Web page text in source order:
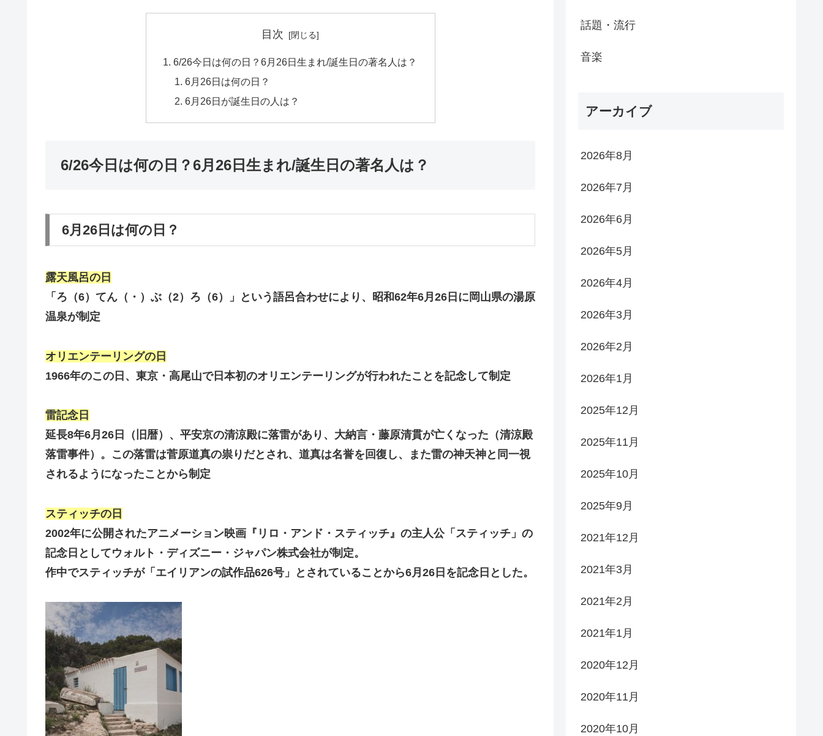
目次
6/26今日は何の日？6月26日生まれ/誕生日の著名人は？
6月26日は何の日？
6月26日が誕生日の人は？
6/26今日は何の日？6月26日生まれ/誕生日の著名人は？
6月26日は何の日？
露天風呂の日
「ろ（6）てん（・）ぶ（2）ろ（6）」という語呂合わせにより、昭和62年6月26日に岡山県の湯原
温泉が制定
オリエンテーリングの日
1966年のこの日、東京・高尾山で日本初のオリエンテーリングが行われたことを記念して制定
雷記念日
延長8年6月26日（旧暦）、平安京の清涼殿に落雷があり、大納言・藤原清貫が亡くなった（清涼殿
落雷事件）。この落雷は菅原道真の祟りだとされ、道真は名誉を回復し、また雷の神天神と同一視
されるようになったことから制定
スティッチの日
2002年に公開されたアニメーション映画『リロ・アンド・スティッチ』の主人公「スティッチ」の
記念日としてウォルト・ディズニー・ジャパン株式会社が制定。
作中でスティッチが「エイリアンの試作品626号」とされていることから6月26日を記念日とした。
話題・流行
音楽
アーカイブ
2026年8月
2026年7月
2026年6月
2026年5月
2026年4月
2026年3月
2026年2月
2026年1月
2025年12月
2025年11月
2025年10月
2025年9月
2021年12月
2021年3月
2021年2月
2021年1月
2020年12月
2020年11月
2020年10月